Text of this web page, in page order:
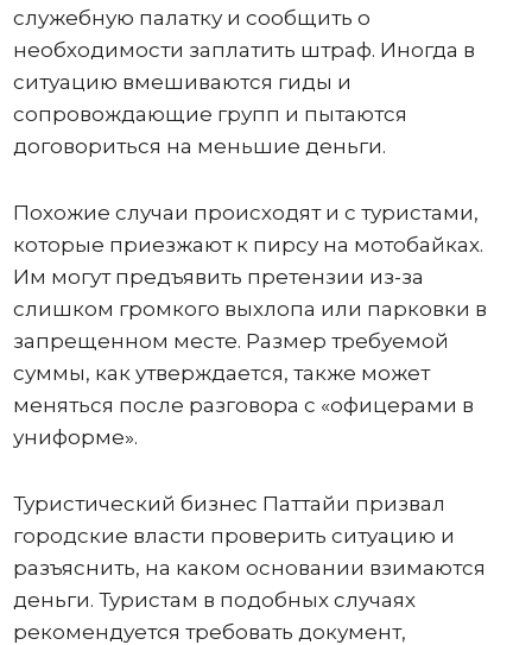
служебную палатку и сообщить о
необходимости заплатить штраф. Иногда в
ситуацию вмешиваются гиды и
сопровождающие групп и пытаются
договориться на меньшие деньги.
Похожие случаи происходят и с туристами,
которые приезжают к пирсу на мотобайках.
Им могут предъявить претензии из-за
слишком громкого выхлопа или парковки в
запрещенном месте. Размер требуемой
суммы, как утверждается, также может
меняться после разговора с «офицерами в
униформе».
Туристический бизнес Паттайи призвал
городские власти проверить ситуацию и
разъяснить, на каком основании взимаются
деньги. Туристам в подобных случаях
рекомендуется требовать документ,